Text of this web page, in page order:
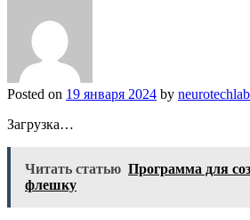
Posted on 19 января 2024 by neurotechlab
Загрузка…
Читать статью Программа для
флешку